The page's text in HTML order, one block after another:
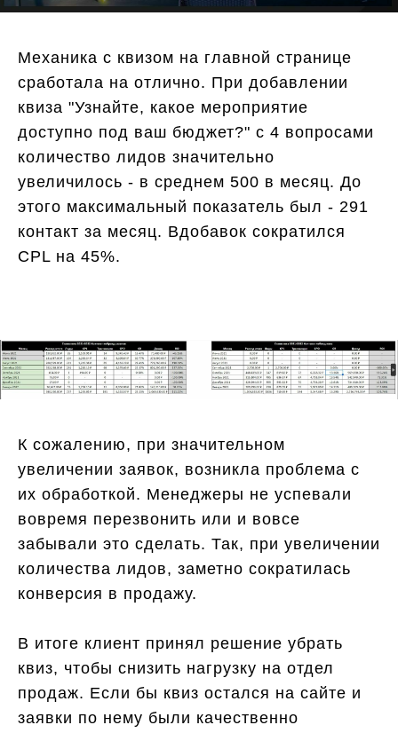
Механика с квизом на главной странице
сработала на отлично. При добавлении
квиза "Узнайте, какое мероприятие
доступно под ваш бюджет?" с 4 вопросами
количество лидов значительно
увеличилось - в среднем 500 в месяц. До
этого максимальный показатель был - 291
контакт за месяц. Вдобавок сократился
CPL на 45%.
К сожалению, при значительном
увеличении заявок, возникла проблема с
их обработкой. Менеджеры не успевали
вовремя перезвонить или и вовсе
забывали это сделать. Так, при увеличении
количества лидов, заметно сократилась
конверсия в продажу.
В итоге клиент принял решение убрать
квиз, чтобы снизить нагрузку на отдел
продаж. Если бы квиз остался на сайте и
заявки по нему были качественно